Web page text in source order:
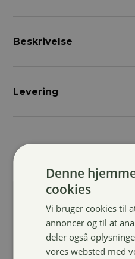
ridehandske
Beskrivelse
Levering
Relaterede
Denne
cookies
Vi bruger cookies til
annoncer og til at
deler også
vores websted med